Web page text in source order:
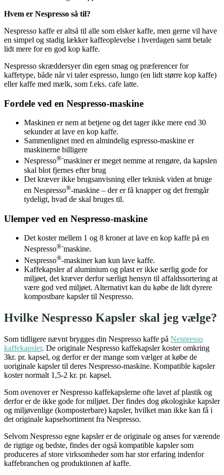
Hvem er Nespresso så til?
Nespresso kaffe er altså til alle som elsker kaffe, men gerne vil have
en simpel og stadig lækker kaffeoplevelse i hverdagen samt betale
lidt mere for en god kop kaffe.
Nespresso skræddersyer din egen smag og præferencer for
kaffetype, både når vi taler espresso, lungo (en lidt større kop kaffe)
eller kaffe med mælk, som f.eks. cafe latte.
Fordele ved en Nespresso-maskine
Maskinen er nem at betjene og det tager ikke mere end 30
sekunder at lave en kop kaffe.
Sammenlignet med en almindelig espresso-maskine er
maskinerne billigere
Nespresso®-maskiner er meget nemme at rengøre, da kapslen
skal blot fjernes efter brug
Det kræver ikke brugsanvisning eller teknisk viden at bruge
en Nespresso®-maskine – der er få knapper og det fremgår
tydeligt, hvad de skal bruges til.
Ulemper ved en Nespresso-maskine
Det koster mellem 1 og 8 kroner at lave en kop kaffe på en
Nespresso®-maskine.
Nespresso®-maskiner kan kun lave kaffe.
Kaffekapsler af aluminium og plast er ikke særlig gode for
miljøet, det kræver derfor særligt hensyn til affaldssortering at
være god ved miljøet. Alternativt kan du købe de lidt dyrere
kompostbare kapsler til Nespresso.
Hvilke Nespresso Kapsler skal jeg vælge?
Som tidligere nævnt brygges din Nespresso kaffe på Nespresso
kaffekapsler. De originale Nespresso kaffekapsler koster omkring
3kr. pr. kapsel, og derfor er der mange som vælger at købe de
uoriginale kapsler til deres Nespresso-maskine. Kompatible kapsler
koster normalt 1,5-2 kr. pr. kapsel.
Som ovenover er Nespresso kaffekapslerne ofte lavet af plastik og
derfor er de ikke gode for miljøet. Der findes dog økologiske kapsler
og miljøvenlige (komposterbare) kapsler, hvilket man ikke kan få i
det originale kapselsortiment fra Nespresso.
Selvom Nespresso egne kapsler er de originale og anses for værende
de rigtige og bedste, findes der også kompatible kapsler som
produceres af store virksomheder som har stor erfaring indenfor
kaffebranchen og produktionen af kaffe.